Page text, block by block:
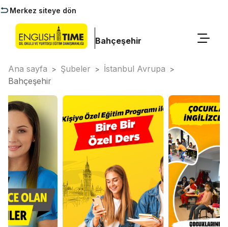
Merkez siteye dön
Bahçeşehir
Ana sayfa > Şubeler > İstanbul Avrupa >
Bahçeşehir